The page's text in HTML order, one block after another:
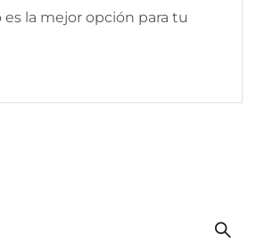
la mejor opción para tu